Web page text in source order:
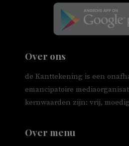
Over ons
de Kanttekening is een
emancipatoire
kernwaarden zijn: vrij,
Over menu